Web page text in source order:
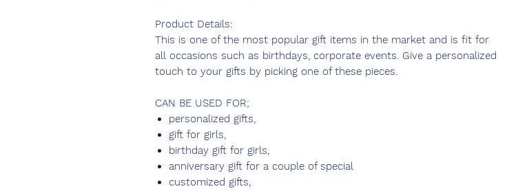
Product Details:
This is one of the most popular gift items in the market and is fit for
all occasions such as birthdays, corporate events. Give a personalized
touch to your gifts by picking one of these pieces.
CAN BE USED FOR;
personalized gifts,
gift for girls,
birthday gift for girls,
anniversary gift for a couple of special
customized gifts,